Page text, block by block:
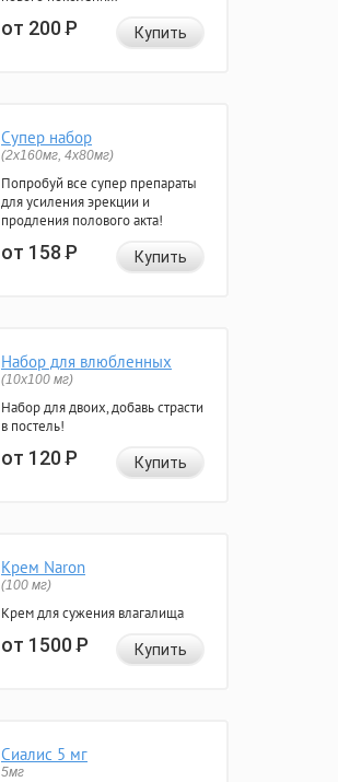
от 200Р Купить
Супер набор
(2х160мг, 4х80мг)
Попробуй все супер препараты
для усиления эрекции и
продления полового акта!
от 158Р Купить
Набор для влюбленных
(10х100 мг)
Набор для двоих, добавь страсти
в постель!
от 120Р Купить
Крем Naron
(100 мг)
Крем для сужения влагалища
от 1500Р Купить
Сиалис 5 мг
5мг